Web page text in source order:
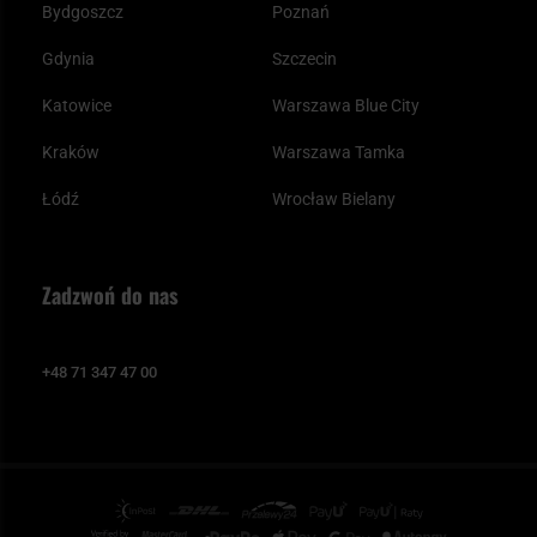
Bydgoszcz
Gdynia
Katowice
Kraków
Łódź
Poznań
Szczecin
Warszawa Blue City
Warszawa Tamka
Wrocław Bielany
Zadzwoń do nas
+48 71 347 47 00